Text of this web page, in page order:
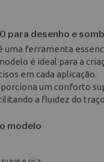
para desenho e
uma ferramenta
é ideal para a
em cada aplicação.
um conforto
a fluidez do
modelo